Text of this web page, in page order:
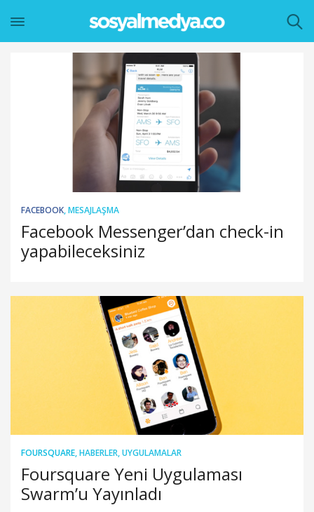
FACEBOOK,MESAJLAŞMA
Facebook Messenger’dan check-in
yapabileceksiniz
FOURSQUARE,HABERLER,UYGULAMALAR
Foursquare Yeni Uygulaması
Swarm’u Yayınladı